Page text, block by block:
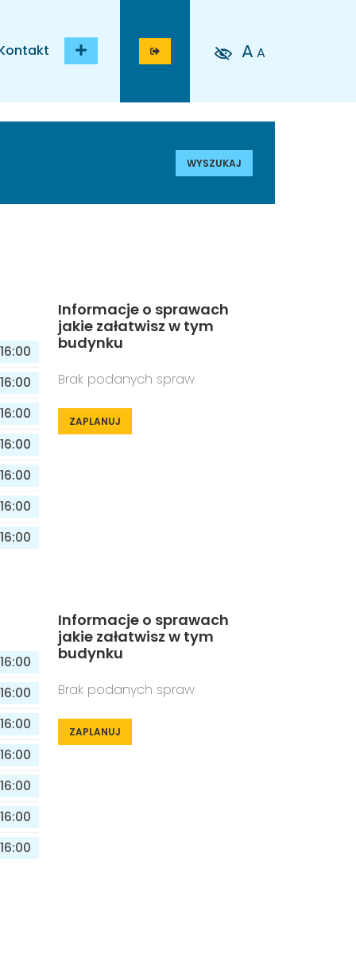
A A
WYSZUKAJ
16:00
16:00
16:00
16:00
16:00
16:00
16:00
Informacje o sprawach
jakie załatwisz w tym
budynku
Brak podanych spraw
ZAPLANUJ
16:00
16:00
16:00
16:00
16:00
16:00
16:00
Informacje o sprawach
jakie załatwisz w tym
budynku
Brak podanych spraw
ZAPLANUJ